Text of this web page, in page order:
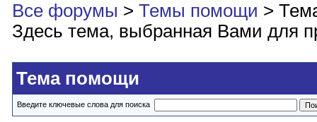
Все форумы > Темы помощи >
Здесь тема, выбранная Вами для
Тема помощи
Введите ключевые слова для поиска